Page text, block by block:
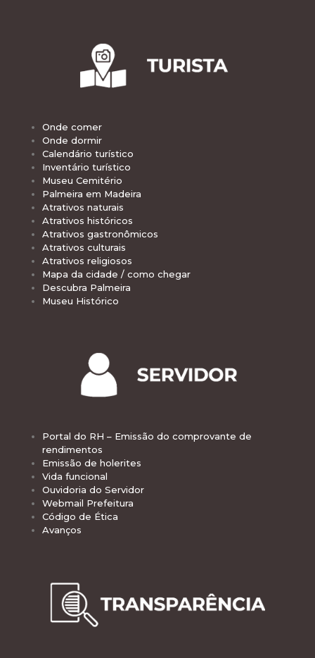
Onde comer
Onde dormir
Calendário turístico
Inventário turístico
Museu Cemitério
Palmeira em Madeira
Atrativos naturais
Atrativos históricos
Atrativos gastronômicos
Atrativos culturais
Atrativos religiosos
Mapa da cidade / como chegar
Descubra Palmeira
Museu Histórico
Portal do RH – Emissão do comprovante de
rendimentos
Emissão de holerites
Vida funcional
Ouvidoria do Servidor
Webmail Prefeitura
Código de Ética
Avanços